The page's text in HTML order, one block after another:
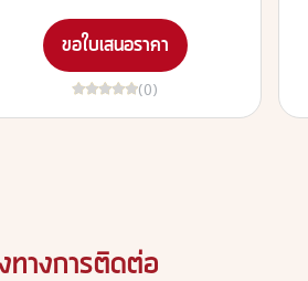
ขอใบเสนอราคา
(0)
ทางการติดต่อ